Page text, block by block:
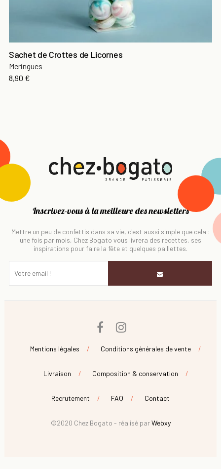
Sachet de Crottes de Licornes
Meringues
8,90 €
Inscrivez-vous à la meilleure des newsletters
Mettre un peu de confettis dans sa vie, c'est aussi simple que cela :
une fois par mois, Chez Bogato vous livrera des recettes, ses
inspirations pour faire la fête et quelques paillettes.
Facebook
Mentions légales Conditions générales de vente
Livraison Composition & conservation
Recrutement FAQ Contact
©2020 Chez Bogato - réalisé parWebxy